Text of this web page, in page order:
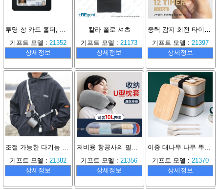
투명 창 카드 홀더, 내구성 좋고 긁힘 방지 대용량 명함 케이스
기프트 모델 : 21352
상세정보
칼라 폴로 셔츠
기프트 모델 :21173
상세정보
중력 감지 회전 타이머 학습 시간 관리기
기프트 모델 :21397
상세정보
조절 가능한 다기능 사선 걸이 스트랩 숄더 크로스백 끈
기프트 모델 : 21382
상세정보
저비용 항공사의 필수품 U자형 목베개, 다기능 목베개, 옷을 채울 수 있는 휴대용 베개 커버
기프트 모델 :21356
상세정보
이중 대나무 나무 뚜껑 도시락 상자 일본식 도시락 상자 대용량 분할 도시락 상자
기프트 모델 :21370
상세정보